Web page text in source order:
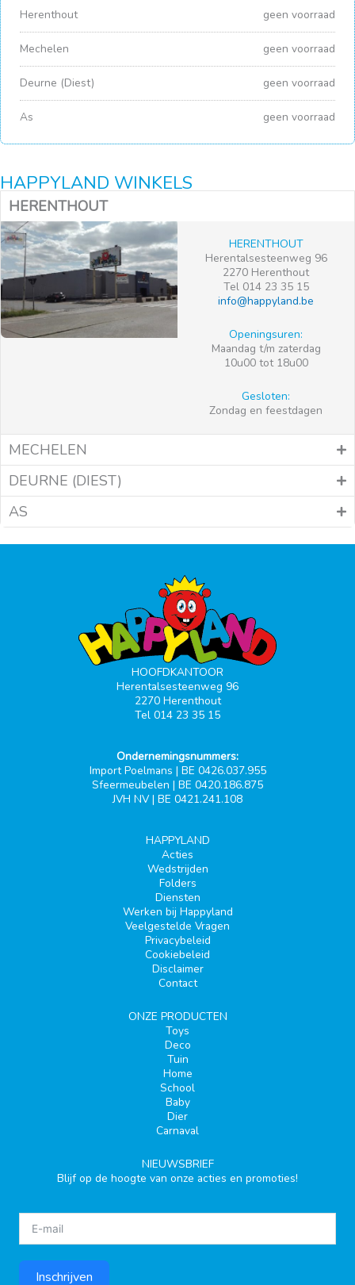
Herenthout geen voorraad
Mechelen geen voorraad
Deurne (Diest) geen voorraad
As geen voorraad
HAPPYLAND WINKELS
HERENTHOUT
HERENTHOUT
Herentalsesteenweg 96
2270 Herenthout
Tel 014 23 35 15
info@happyland.be
Openingsuren:
Maandag t/m zaterdag
10u00 tot 18u00
Gesloten:
Zondag en feestdagen
MECHELEN
DEURNE (DIEST)
AS
HOOFDKANTOOR
Herentalsesteenweg 96
2270 Herenthout
Tel 014 23 35 15
Ondernemingsnummers:
Import Poelmans | BE 0426.037.955
Sfeermeubelen | BE 0420.186.875
JVH NV | BE 0421.241.108
HAPPYLAND
Acties
Wedstrijden
Folders
Diensten
Werken bij Happyland
Veelgestelde Vragen
Privacybeleid
Cookiebeleid
Disclaimer
Contact
ONZE PRODUCTEN
Toys
Deco
Tuin
Home
School
Baby
Dier
Carnaval
NIEUWSBRIEF
Blijf op de hoogte van onze acties en promoties!
Inschrijven